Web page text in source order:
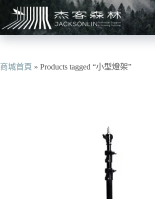
主
容
商城首頁 » Products tagged “小型燈架”